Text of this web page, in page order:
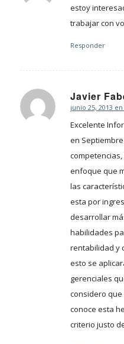
estoy
trabajar con
Responder
Javier
Dice:
junio 25, 2013
Excelente
en
enfoque que
las
esta por
desarrollar
habilidades
rentabilidad y
esto se
gerenciales
considero que
conoce esta
criterio justo